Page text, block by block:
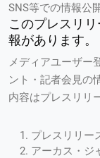
SNS等での情報公
このプレスリ
報があります。
メディアユーザー
ント・記者会見の
内容はプレスリリ
プレスリリー
アーカス・ジ